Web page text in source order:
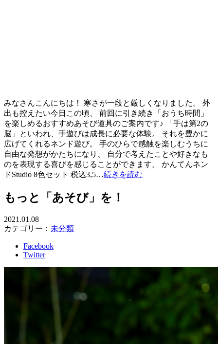
みなさんこんにちは！ 寒さが一段と厳しくなりました。 外
出も控えたい今日この頃、 前回に引き続き「おうち時間」
を楽しめるおすすめあそび道具のご案内です♪ 「手は第2の
脳」といわれ、手遊びは成長に必要な体験。 それを豊かに
広げてくれるネンド遊び。 手のひらで感触を楽しむうちに
自由な発想がかたちになり、 自分で考えたことや好きなも
のを表現する喜びを感じることができます。 かんてんネン
ドStudio 8色セット 税込3,5…続きを読む
もっと「あそび」を！
2021.01.08
カテゴリー： 未分類
Facebook
Twitter